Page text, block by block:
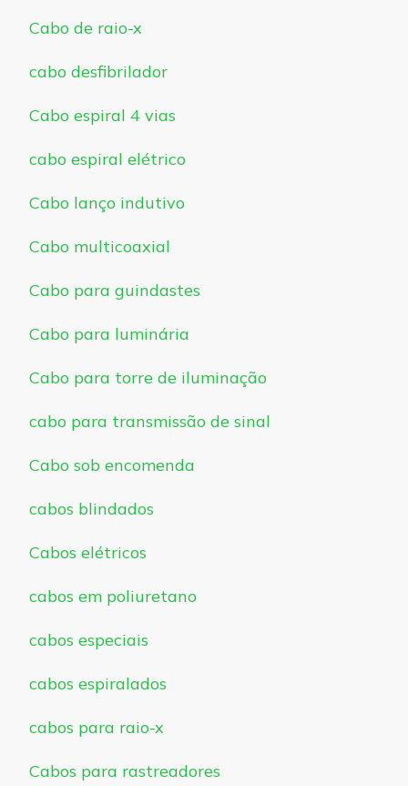
Cabo de raio-x
cabo desfibrilador
Cabo espiral 4 vias
cabo espiral elétrico
Cabo lanço indutivo
Cabo multicoaxial
Cabo para guindastes
Cabo para luminária
Cabo para torre de iluminação
cabo para transmissão de sinal
Cabo sob encomenda
cabos blindados
Cabos elétricos
cabos em poliuretano
cabos especiais
cabos espiralados
cabos para raio-x
Cabos para rastreadores